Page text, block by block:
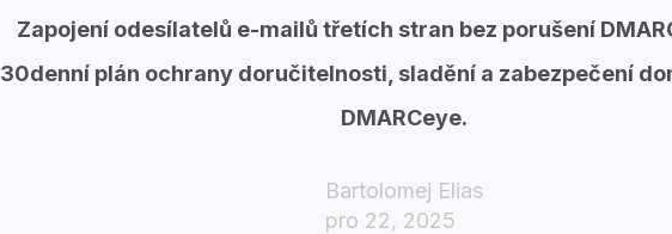
Zapojení odesílatelů e-mailů třetích stran bez porušení
30denní plán ochrany doručitelnosti, sladění a zabezpečení
DMARCeye.
Bartolomej Elias
pro 22, 2025